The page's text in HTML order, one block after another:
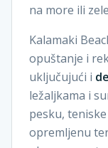
na more ili
Kalamaki
opuštanje i
uključujući i
ležaljkama i
pesku,
opremljenu